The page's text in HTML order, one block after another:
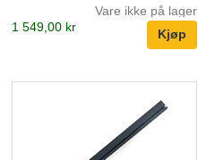
Vare ikke på lager
1 549,00 kr